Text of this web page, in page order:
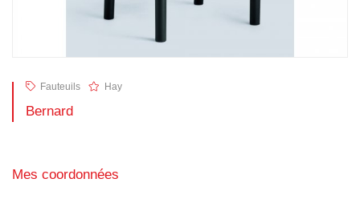
Fauteuils Hay
Bernard
Mes coordonnées